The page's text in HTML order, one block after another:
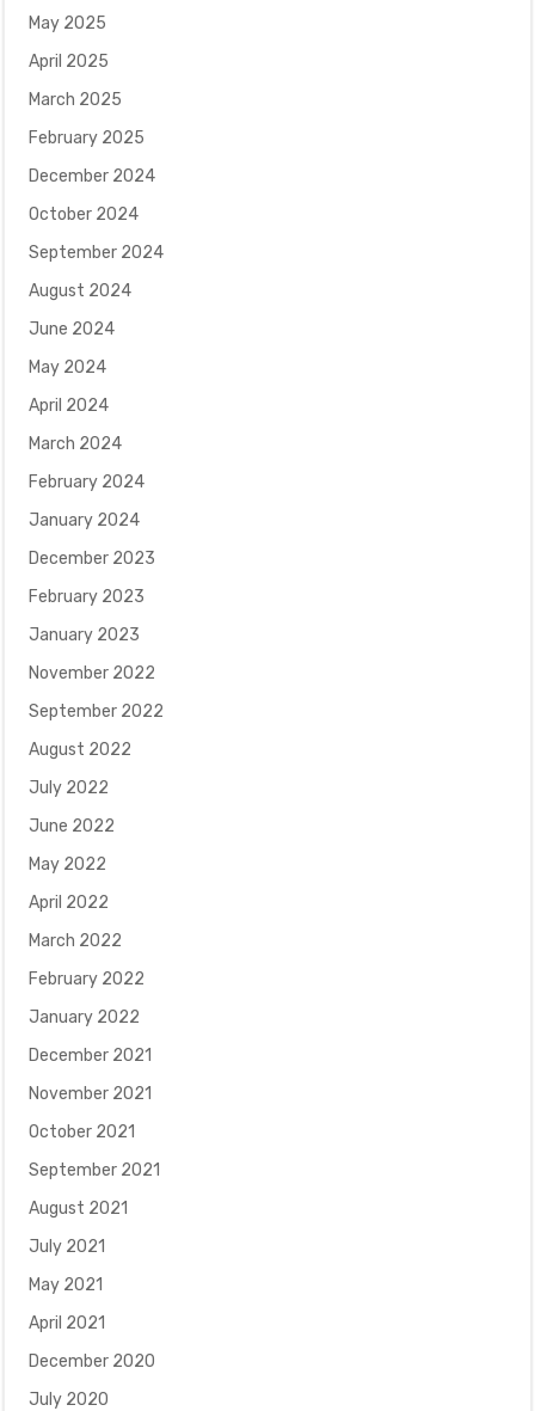
May 2025
April 2025
March 2025
February 2025
December 2024
October 2024
September 2024
August 2024
June 2024
May 2024
April 2024
March 2024
February 2024
January 2024
December 2023
February 2023
January 2023
November 2022
September 2022
August 2022
July 2022
June 2022
May 2022
April 2022
March 2022
February 2022
January 2022
December 2021
November 2021
October 2021
September 2021
August 2021
July 2021
May 2021
April 2021
December 2020
July 2020